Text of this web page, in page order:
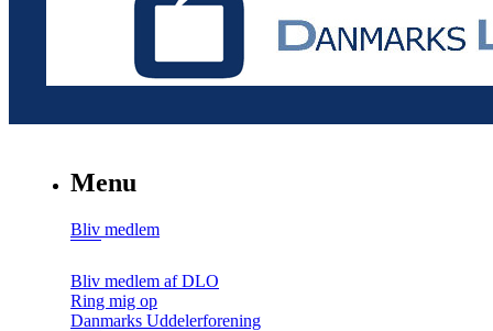
Menu
Bliv medlem
Bliv medlem af DLO
Ring mig op
Danmarks Uddelerforening